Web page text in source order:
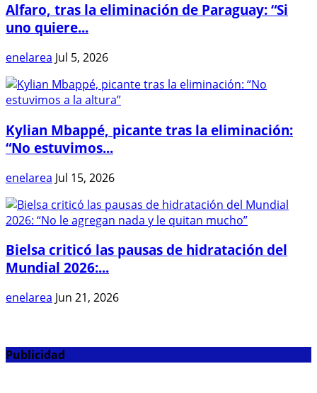
Alfaro, tras la eliminación de Paraguay: “Si
uno quiere...
enelarea Jul 5, 2026
Kylian Mbappé, picante tras la eliminación:
“No estuvimos...
enelarea Jul 15, 2026
Bielsa criticó las pausas de hidratación del
Mundial 2026:...
enelarea Jun 21, 2026
Publicidad